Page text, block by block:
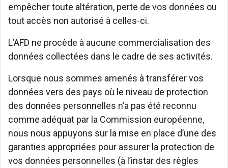
empêcher toute altération, perte de vos données ou
tout accès non autorisé à celles-ci.
L’AFD ne procède à aucune commercialisation des
données collectées dans le cadre de ses activités.
Lorsque nous sommes amenés à transférer vos
données vers des pays où le niveau de protection
des données personnelles n’a pas été reconnu
comme adéquat par la Commission européenne,
nous nous appuyons sur la mise en place d’une des
garanties appropriées pour assurer la protection de
vos données personnelles (à l’instar des règles